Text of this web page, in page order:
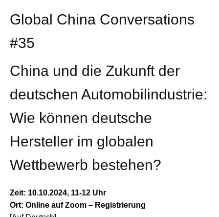
Global China Conversations
#35
China und die Zukunft der
deutschen Automobilindustrie:
Wie können deutsche
Hersteller im globalen
Wettbewerb bestehen?
Zeit: 10.10.2024, 11-12 Uhr
Ort: Online auf Zoom – Registrierung